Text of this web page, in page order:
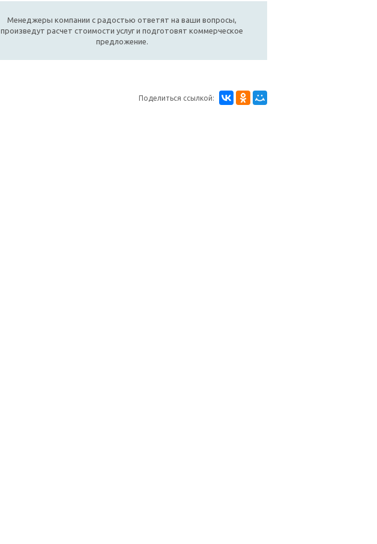
Менеджеры компании с радостью ответят на ваши вопросы,
произведут расчет стоимости услуг и подготовят коммерческое
предложение.
Поделиться ссылкой: